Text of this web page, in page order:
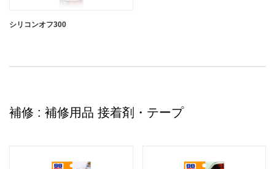
シリコンオフ300
補修 : 補修用品 接着剤・テープ